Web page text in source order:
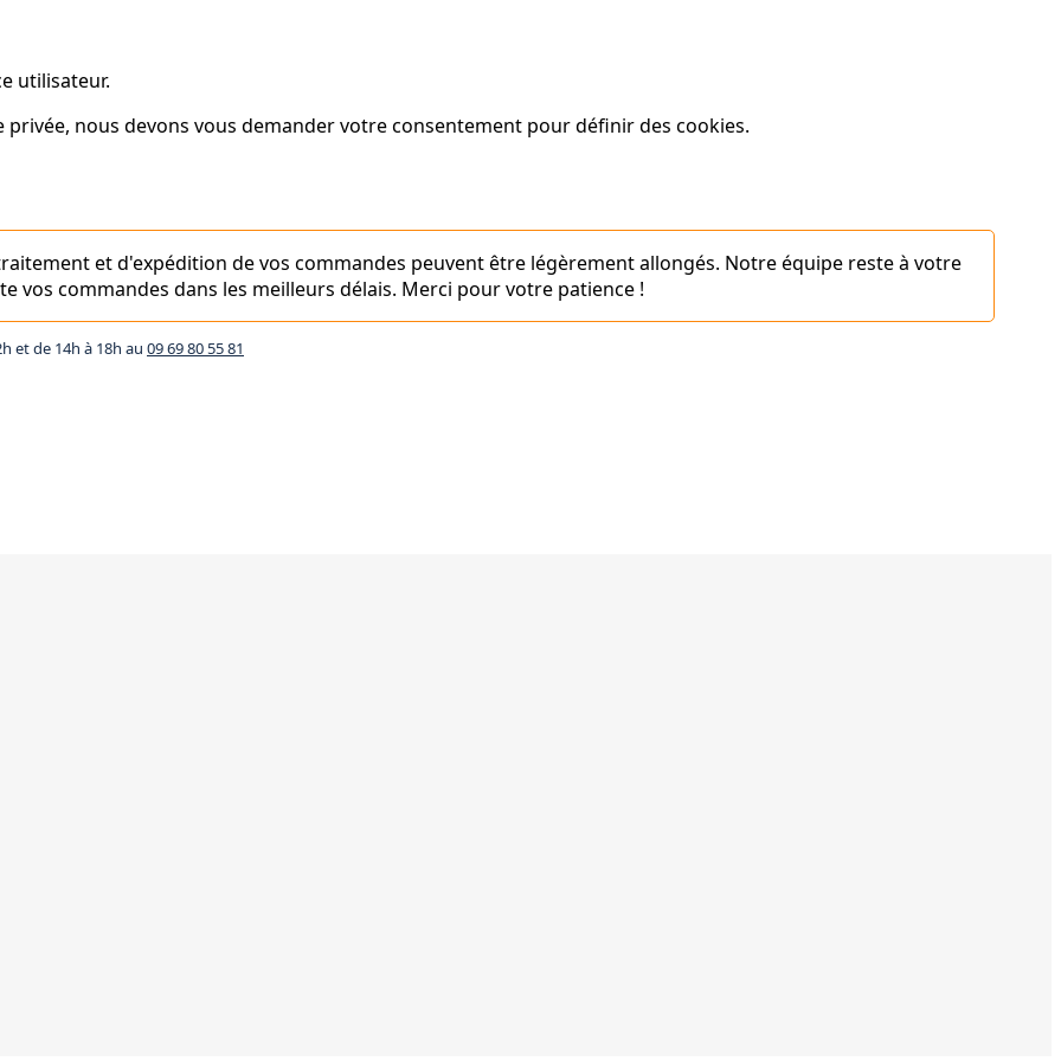
utilisateur.
nous devons vous demander votre consentement pour définir des cookies.
et d'expédition de vos commandes peuvent être légèrement allongés. Notre équipe reste à votre
vos commandes dans les meilleurs délais. Merci pour votre patience !
et de 14h à 18h au 09 69 80 55 81